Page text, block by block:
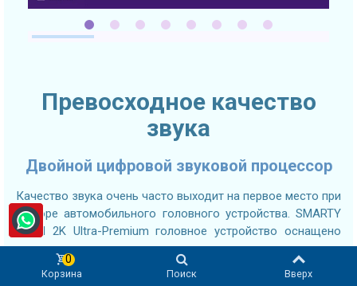
Превосходное качество
звука
Двойной цифровой звуковой процессор
Качество звука очень часто выходит на первое место при
выборе автомобильного головного устройства. SMARTY
Trend 2K Ultra-Premium головное устройство оснащено
долговечными и качественными компонентами
обработки звука для достижения максимальных
Корзина
0
Поиск Вверх